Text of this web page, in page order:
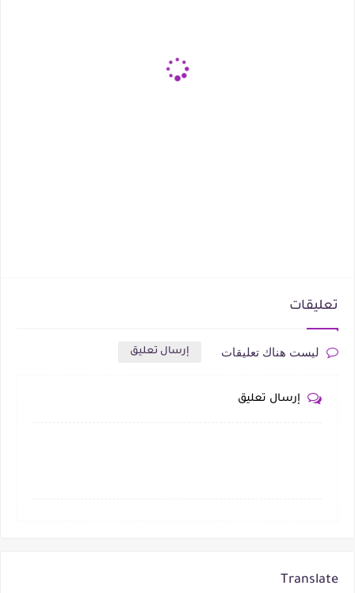
تعليقات
ليست هناك تعليقات إرسال تعليق
إرسال تعليق
Translate